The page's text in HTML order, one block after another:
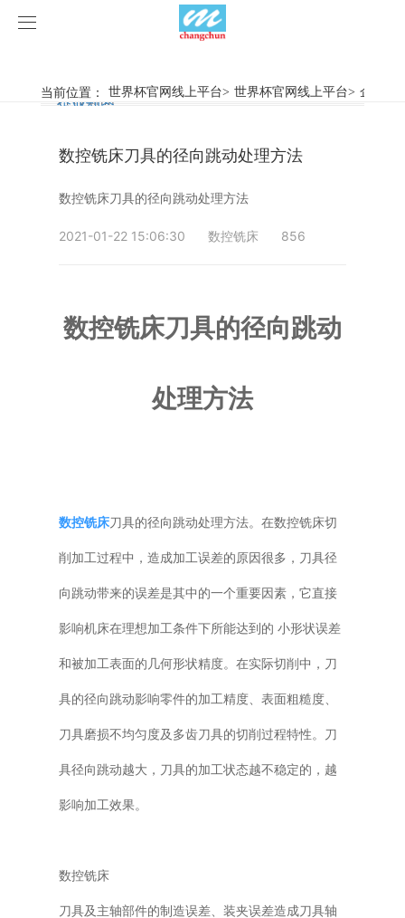
世界杯官网线上平台
旋弧焊机
摩擦焊机
专用机床
产品视频
世界杯官网线上平台
世界杯官网线上平台-世界杯（中国）
当前位置： 世界杯官网线上平台> 世界杯官网线上平台> 企业动
行业新闻
企业动态
数控铣床刀具的径向跳动处理方法
数控铣床刀具的径向跳动处理方法
2021-01-22 15:06:30 数控铣床 856
数控铣床刀具的径向跳动
处理方法
数控铣床刀具的径向跳动处理方法。在数控铣床切
削加工过程中，造成加工误差的原因很多，刀具径
向跳动带来的误差是其中的一个重要因素，它直接
影响机床在理想加工条件下所能达到的 小形状误差
和被加工表面的几何形状精度。在实际切削中，刀
具的径向跳动影响零件的加工精度、表面粗糙度、
刀具磨损不均匀度及多齿刀具的切削过程特性。刀
具径向跳动越大，刀具的加工状态越不稳定的，越
影响加工效果。
数控铣床
刀具及主轴部件的制造误差、装夹误差造成刀具轴